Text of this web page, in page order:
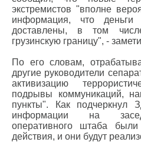
экстремистов "вполне
информация, что
доставлены, в том
грузинскую границу", -
По его словам,
другие руководители
активизацию
подрывы коммуникаций,
пункты". Как подчеркнул
информации на
оперативного штаба
действия, и они будут